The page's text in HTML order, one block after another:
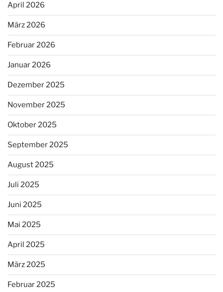
April 2026
März 2026
Februar 2026
Januar 2026
Dezember 2025
November 2025
Oktober 2025
September 2025
August 2025
Juli 2025
Juni 2025
Mai 2025
April 2025
März 2025
Februar 2025